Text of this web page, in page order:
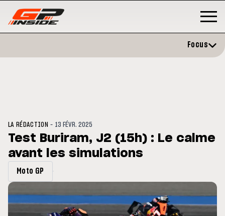
du GP de Grande-
MOTO GP
Focus
LA RÉDACTION - 13 FÉVR. 2025
Test Buriram, J2 (15h) : Le calme
avant les simulations
Moto GP